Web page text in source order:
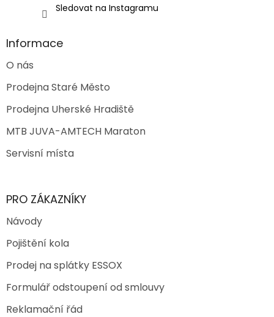
Sledovat na Instagramu
Informace
O nás
Prodejna Staré Město
Prodejna Uherské Hradiště
MTB JUVA-AMTECH Maraton
Servisní místa
PRO ZÁKAZNÍKY
Návody
Pojištění kola
Prodej na splátky ESSOX
Formulář odstoupení od smlouvy
Reklamační řád